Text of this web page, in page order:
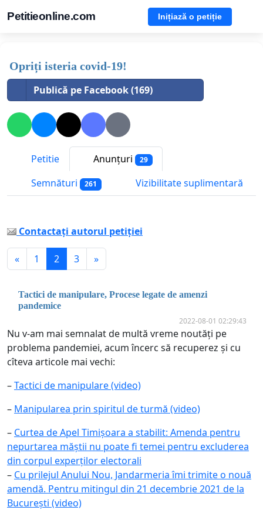
Petitieonline.com Inițiază o petiție
Opriți isteria covid-19!
Publică pe Facebook (169)
Petitie Anunțuri 29
Semnături 261 Vizibilitate suplimentară
Contactați autorul petiției
« 1 2 3 »
Tactici de manipulare, Procese legate de amenzi
pandemice
2022-08-01 02:29:43
Nu v-am mai semnalat de multă vreme noutăți pe
problema pandemiei, acum încerc să recuperez și cu
cîteva articole mai vechi:
–Tactici de manipulare (video)
– Manipularea prin spiritul de turmă (video)
– Curtea de Apel Timișoara a stabilit: Amenda pentru
nepurtarea măștii nu poate fi temei pentru excluderea
din corpul experților electorali
– Cu prilejul Anului Nou, Jandarmeria îmi trimite o nouă
amendă. Pentru mitingul din 21 decembrie 2021 de la
București (video)